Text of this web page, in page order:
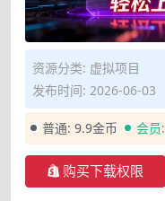
资源分类: 虚拟项目
发布时间: 2026-06-03
普通: 9.9金币 会员:
购买下载权限